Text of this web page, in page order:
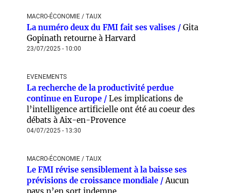
MACRO-ÉCONOMIE / TAUX
La numéro deux du FMI fait ses valises / Gita
Gopinath retourne à Harvard
23/07/2025 - 10:00
EVENEMENTS
La recherche de la productivité perdue
continue en Europe / Les implications de
l’intelligence artificielle ont été au coeur des
débats à Aix-en-Provence
04/07/2025 - 13:30
MACRO-ÉCONOMIE / TAUX
Le FMI révise sensiblement à la baisse ses
prévisions de croissance mondiale /Aucun